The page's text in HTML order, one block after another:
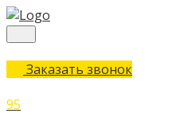
Заказать звонок
95